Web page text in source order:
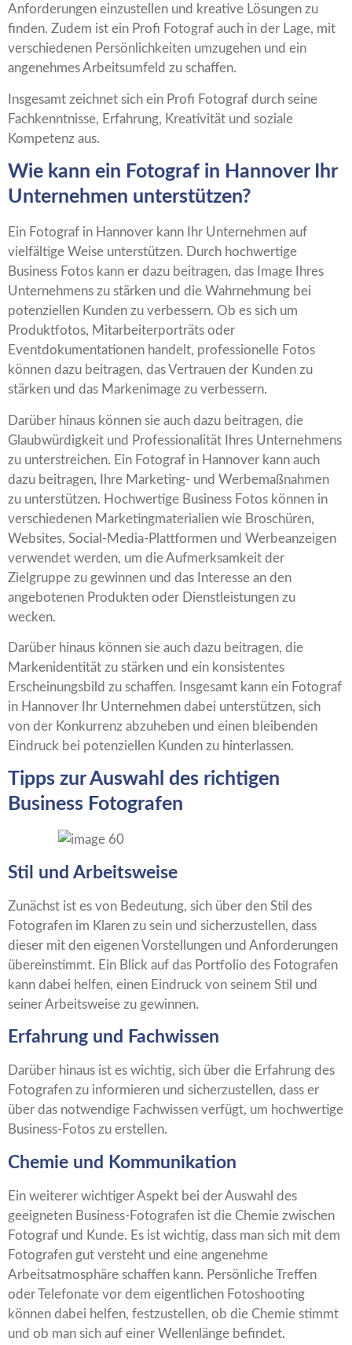
Anforderungen einzustellen und kreative Lösungen zu
finden. Zudem ist ein Profi Fotograf auch in der Lage, mit
verschiedenen Persönlichkeiten umzugehen und ein
angenehmes Arbeitsumfeld zu schaffen.
Insgesamt zeichnet sich ein Profi Fotograf durch seine
Fachkenntnisse, Erfahrung, Kreativität und soziale
Kompetenz aus.
Wie kann ein Fotograf in Hannover Ihr
Unternehmen unterstützen?
Ein Fotograf in Hannover kann Ihr Unternehmen auf
vielfältige Weise unterstützen. Durch hochwertige
Business Fotos kann er dazu beitragen, das Image Ihres
Unternehmens zu stärken und die Wahrnehmung bei
potenziellen Kunden zu verbessern. Ob es sich um
Produktfotos, Mitarbeiterporträts oder
Eventdokumentationen handelt, professionelle Fotos
können dazu beitragen, das Vertrauen der Kunden zu
stärken und das Markenimage zu verbessern.
Darüber hinaus können sie auch dazu beitragen, die
Glaubwürdigkeit und Professionalität Ihres Unternehmens
zu unterstreichen. Ein Fotograf in Hannover kann auch
dazu beitragen, Ihre Marketing- und Werbemaßnahmen
zu unterstützen. Hochwertige Business Fotos können in
verschiedenen Marketingmaterialien wie Broschüren,
Websites, Social-Media-Plattformen und Werbeanzeigen
verwendet werden, um die Aufmerksamkeit der
Zielgruppe zu gewinnen und das Interesse an den
angebotenen Produkten oder Dienstleistungen zu
wecken.
Darüber hinaus können sie auch dazu beitragen, die
Markenidentität zu stärken und ein konsistentes
Erscheinungsbild zu schaffen. Insgesamt kann ein Fotograf
in Hannover Ihr Unternehmen dabei unterstützen, sich
von der Konkurrenz abzuheben und einen bleibenden
Eindruck bei potenziellen Kunden zu hinterlassen.
Tipps zur Auswahl des richtigen
Business Fotografen
Stil und Arbeitsweise
Zunächst ist es von Bedeutung, sich über den Stil des
Fotografen im Klaren zu sein und sicherzustellen, dass
dieser mit den eigenen Vorstellungen und Anforderungen
übereinstimmt. Ein Blick auf das Portfolio des Fotografen
kann dabei helfen, einen Eindruck von seinem Stil und
seiner Arbeitsweise zu gewinnen.
Erfahrung und Fachwissen
Darüber hinaus ist es wichtig, sich über die Erfahrung des
Fotografen zu informieren und sicherzustellen, dass er
über das notwendige Fachwissen verfügt, um hochwertige
Business-Fotos zu erstellen.
Chemie und Kommunikation
Ein weiterer wichtiger Aspekt bei der Auswahl des
geeigneten Business-Fotografen ist die Chemie zwischen
Fotograf und Kunde. Es ist wichtig, dass man sich mit dem
Fotografen gut versteht und eine angenehme
Arbeitsatmosphäre schaffen kann. Persönliche Treffen
oder Telefonate vor dem eigentlichen Fotoshooting
können dabei helfen, festzustellen, ob die Chemie stimmt
und ob man sich auf einer Wellenlänge befindet.